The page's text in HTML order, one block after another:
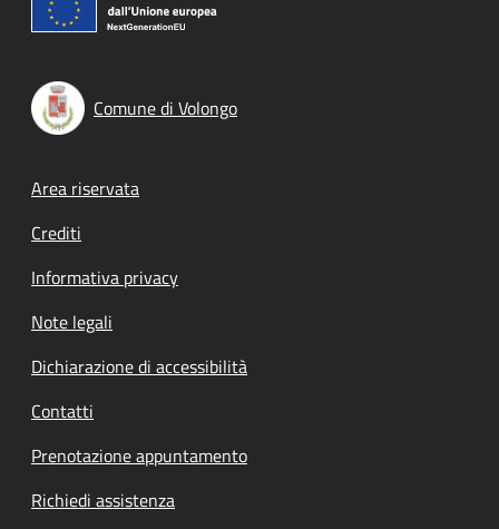
Comune di Volongo
Footer menu
Area riservata
Crediti
Informativa privacy
Note legali
Dichiarazione di accessibilità
Contatti
Prenotazione appuntamento
Richiedi assistenza